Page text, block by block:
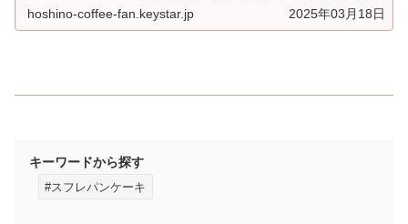
hoshino-coffee-fan.keystar.jp 2025年03月18日
キーワードから探す
#スフレパンケーキ